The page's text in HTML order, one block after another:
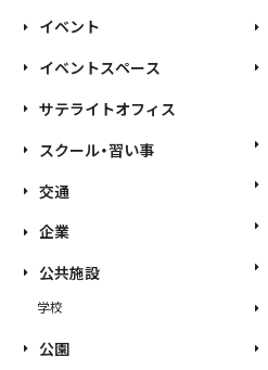
イベント
イベントスペース
サテライトオフィス
スクール・習い事
交通
企業
公共施設
学校
公園